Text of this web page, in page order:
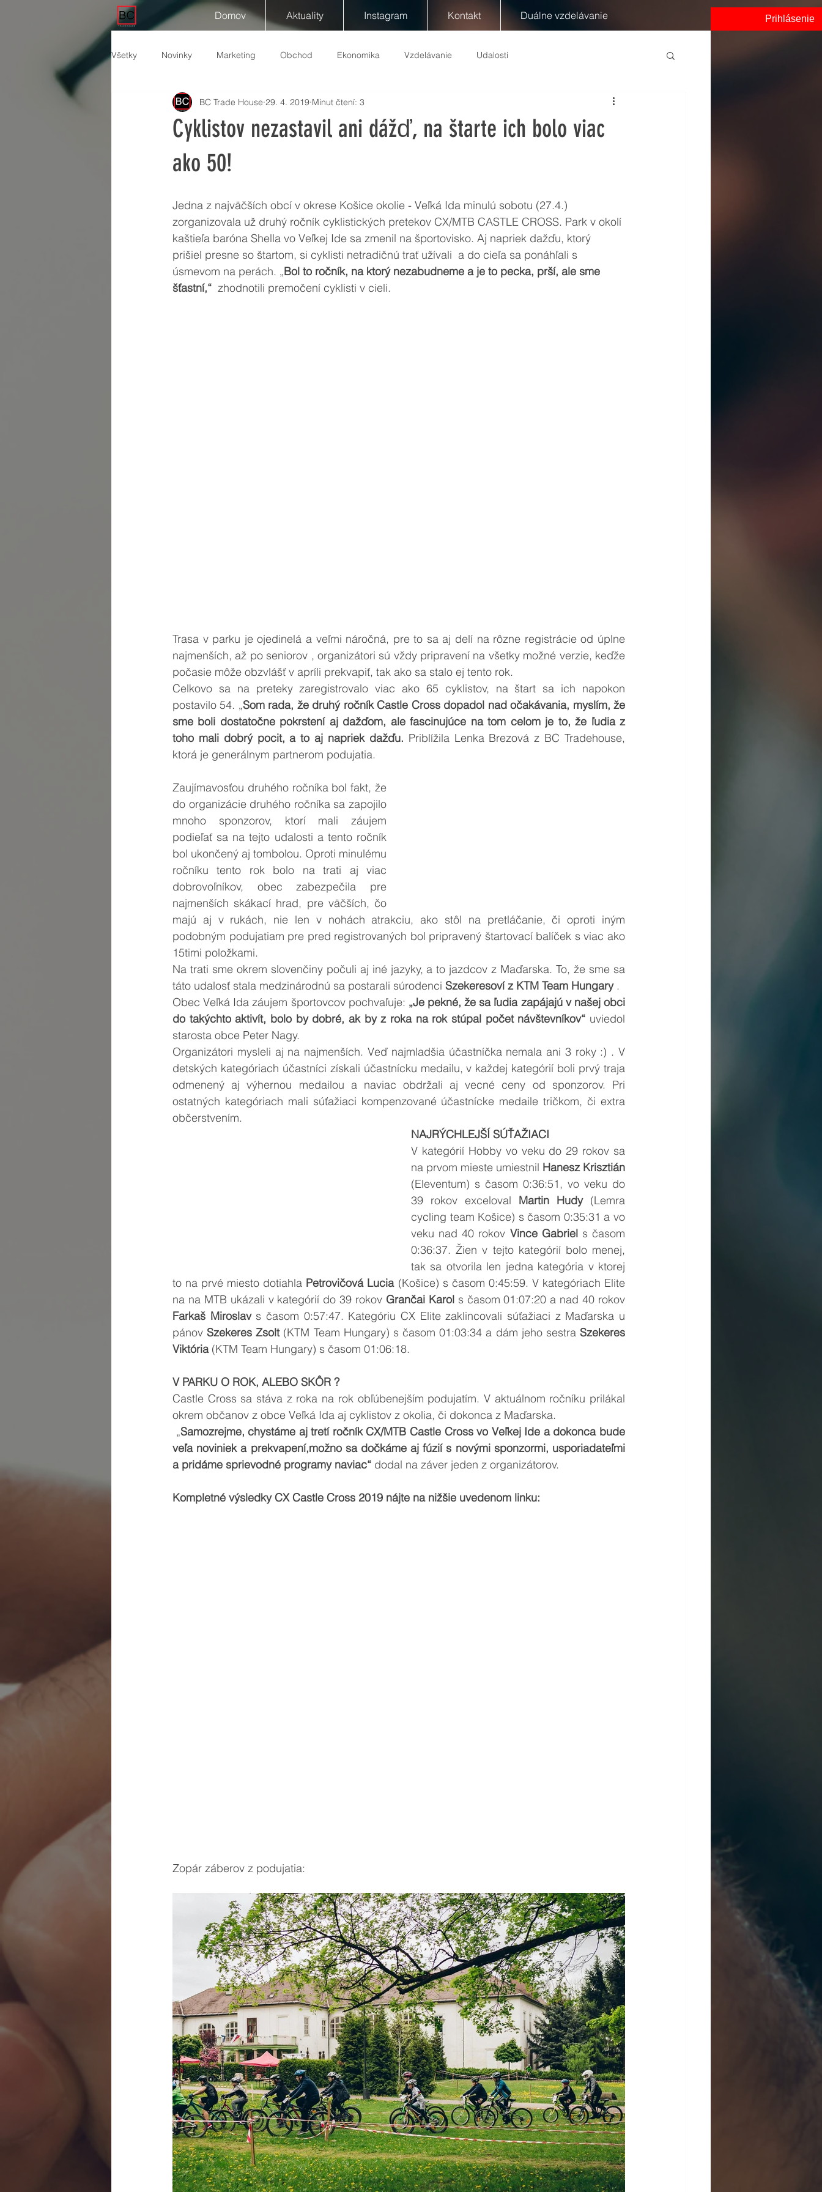
Domov Aktuality Instagram Kontakt Duálne vzdelávanie Prihlásenie
Všetky Novinky Marketing Obchod Ekonomika Vzdelávanie Udalosti
Cyklistov nezastavil ani dážď, na štarte ich bolo viac
ako 50!
BC Trade House 29. 4. 2019 Minut čtení: 3
Jedna z najväčších obcí v okrese Košice okolie - Veľká Ida minulú sobotu (27.4.)
zorganizovala už druhý ročník cyklistických pretekov CX/MTB CASTLE CROSS. Park v okolí
kaštieľa baróna Shella vo Veľkej Ide sa zmenil na športovisko. Aj napriek dažďu, ktorý
prišiel presne so štartom, si cyklisti netradičnú trať užívali  a do cieľa sa ponáhľali s
úsmevom na perách. „Bol to ročník, na ktorý nezabudneme a je to pecka, prší, ale sme
šťastní,“ zhodnotili premočení cyklisti v cieli.
Trasa v parku je ojedinelá a veľmi náročná, pre to sa aj delí na rôzne registrácie od úplne
najmenších, až po seniorov , organizátori sú vždy pripravení na všetky možné verzie, keďže
počasie môže obzvlášť v apríli prekvapiť, tak ako sa stalo ej tento rok.
Celkovo sa na preteky zaregistrovalo viac ako 65 cyklistov, na štart sa ich napokon
postavilo 54. „Som rada, že druhý ročník Castle Cross dopadol nad očakávania, myslím, že
sme boli dostatočne pokrstení aj dažďom, ale fascinujúce na tom celom je to, že ľudia z
toho mali dobrý pocit, a to aj napriek dažďu. Priblížila Lenka Brezová z BC Tradehouse,
ktorá je generálnym partnerom podujatia.
Zaujímavosťou druhého ročníka bol fakt, že
do organizácie druhého ročníka sa zapojilo
mnoho sponzorov, ktorí mali záujem
podieľať sa na tejto udalosti a tento ročník
bol ukončený aj tombolou. Oproti minulému
ročníku tento rok bolo na trati aj viac
dobrovoľníkov, obec zabezpečila pre
najmenších skákací hrad, pre väčších, čo
majú aj v rukách, nie len v nohách atrakciu, ako stôl na pretláčanie, či oproti iným
podobným podujatiam pre pred registrovaných bol pripravený štartovací balíček s viac ako
15timi položkami.
Na trati sme okrem slovenčiny počuli aj iné jazyky, a to jazdcov z Maďarska. To, že sme sa
táto udalosť stala medzinárodnú sa postarali súrodenci Szekeresoví z KTM Team Hungary .
Obec Veľká Ida záujem športovcov pochvaľuje: „Je pekné, že sa ľudia zapájajú v našej obci
do takýchto aktivít, bolo by dobré, ak by z roka na rok stúpal počet návštevníkov“ uviedol
starosta obce Peter Nagy.
Organizátori mysleli aj na najmenších. Veď najmladšia účastníčka nemala ani 3 roky :) . V
detských kategóriach účastníci získali účastnícku medailu, v každej kategórií boli prvý traja
odmenený aj výhernou medailou a naviac obdržali aj vecné ceny od sponzorov. Pri
ostatných kategóriach mali súťažiaci kompenzované účastnícke medaile tričkom, či extra
občerstvením.
NAJRÝCHLEJŠÍ SÚŤAŽIACI
V kategórií Hobby vo veku do 29 rokov sa
na prvom mieste umiestnil Hanesz Krisztián
(Eleventum) s časom 0:36:51, vo veku do
39 rokov exceloval Martin Hudy (Lemra
cycling team Košice) s časom 0:35:31 a vo
veku nad 40 rokov Vince Gabriel s časom
0:36:37. Žien v tejto kategórií bolo menej,
tak sa otvorila len jedna kategória v ktorej
to na prvé miesto dotiahla Petrovičová Lucia (Košice) s časom 0:45:59. V kategóriach Elite
na na MTB ukázali v kategórií do 39 rokov Grančai Karol
Farkaš Miroslav s časom 0:57:47. Kategóriu CX Elite zaklincovali súťažiaci z Maďarska u
pánov Szekeres Zsolt (KTM Team Hungary) s časom 01:03:34 a dám jeho sestra Szekeres
Viktória (KTM Team Hungary) s časom 01:06:18.
V PARKU O ROK, ALEBO SKÔR ?
Castle Cross sa stáva z roka na rok obľúbenejším podujatím. V aktuálnom ročníku prilákal
okrem občanov z obce Veľká Ida aj cyklistov z okolia, či dokonca z Maďarska.
„Samozrejme, chystáme aj tretí ročník CX/MTB Castle Cross vo Veľkej Ide a dokonca bude
veľa noviniek a prekvapení,možno sa dočkáme aj fúzií s novými sponzormi, usporiadateľmi
a pridáme sprievodné programy naviac“ dodal na záver jeden z organizátorov.
Kompletné výsledky CX Castle Cross 2019 nájte na nižšie uvedenom linku:
Zopár záberov z podujatia: